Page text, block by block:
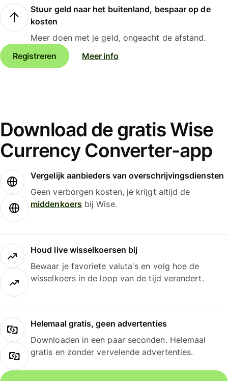
Stuur geld naar het buitenland, bespaar op de
kosten
Meer doen met je geld, ongeacht de afstand.
Registreren
Meer info
Download de gratis Wise
Currency Converter-app
Vergelijk aanbieders van overschrijvingsdiensten
Geen verborgen kosten, je krijgt altijd de
middenkoersbij Wise.
Houd live wisselkoersen bij
Bewaar je favoriete valuta's en volg hoe de
wisselkoers in de loop van de tijd verandert.
Helemaal gratis, geen advertenties
Downloaden in een paar seconden. Helemaal
gratis en zonder vervelende advertenties.